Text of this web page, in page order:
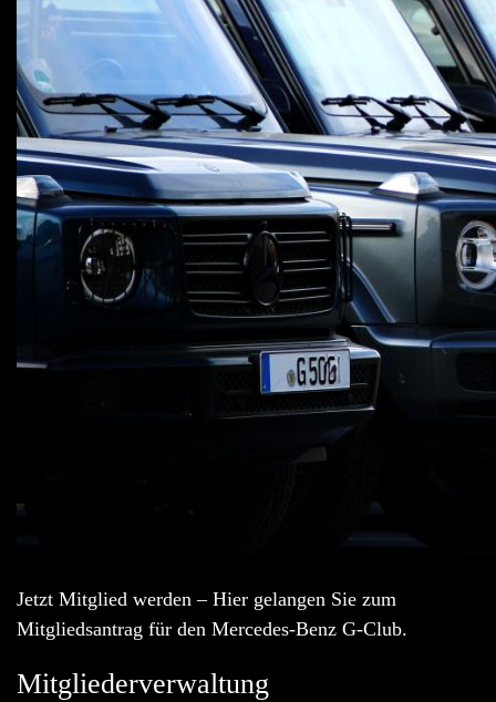
Jetzt Mitglied werden – Hier gelangen Sie zum
Mitgliedsantrag für den Mercedes-Benz G-Club.
Mitgliederverwaltung